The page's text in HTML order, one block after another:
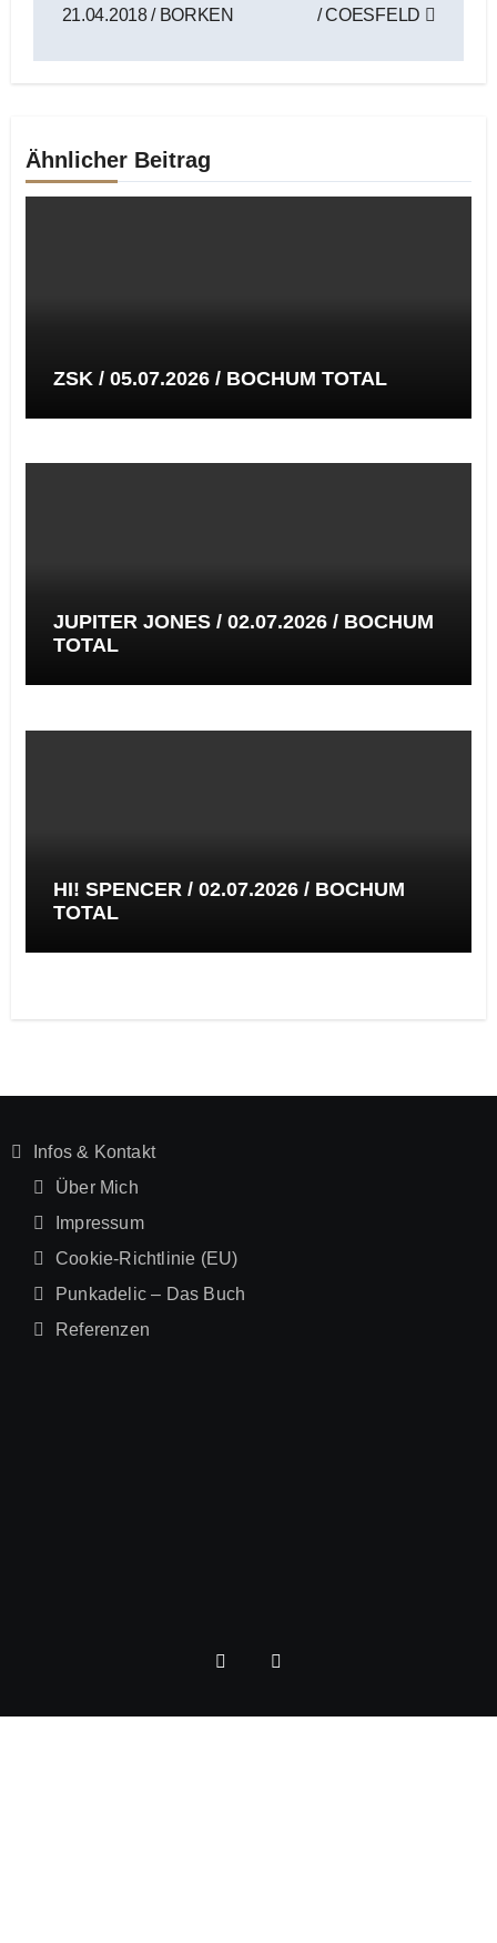
21.04.2018 / BORKEN
/ COESFELD
Ähnlicher Beitrag
ZSK / 05.07.2026 / BOCHUM TOTAL
JUPITER JONES / 02.07.2026 / BOCHUM
TOTAL
HI! SPENCER / 02.07.2026 / BOCHUM
TOTAL
Infos & Kontakt
Über Mich
Impressum
Cookie-Richtlinie (EU)
Punkadelic – Das Buch
Referenzen